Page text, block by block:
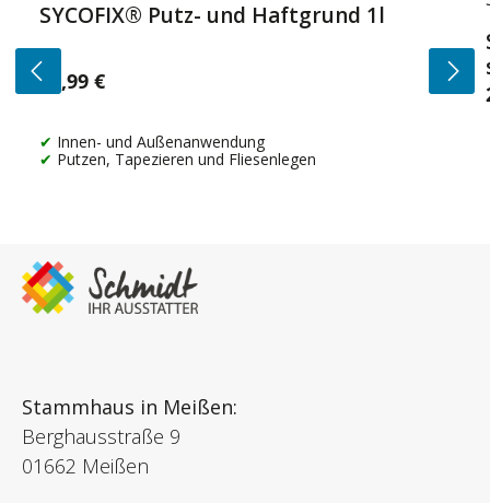
SYCOFIX® Putz- und Haftgrund 1l
Regulärer Preis:
14,99 €
Innen- und Außenanwendung
Putzen, Tapezieren und Fliesenlegen
Stammhaus in Meißen:
Berghausstraße 9
01662 Meißen